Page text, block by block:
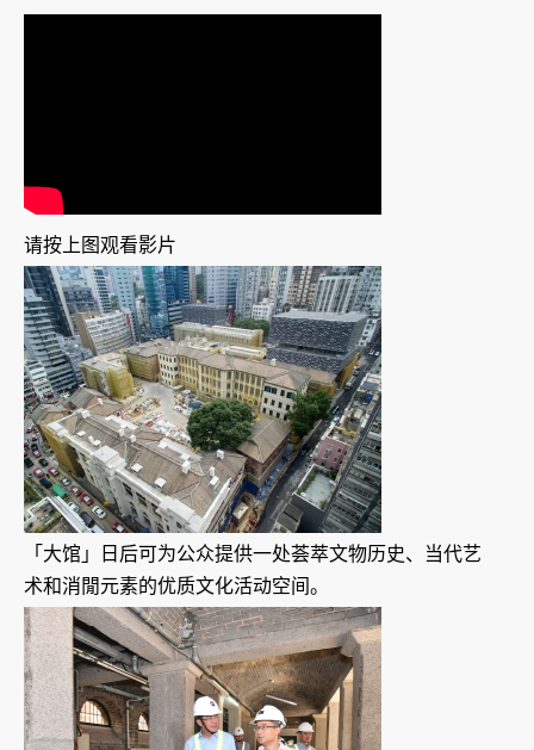
请按上图观看影片
「大馆」日后可为公众提供一处荟萃文物历史、当代艺
术和消閒元素的优质文化活动空间。